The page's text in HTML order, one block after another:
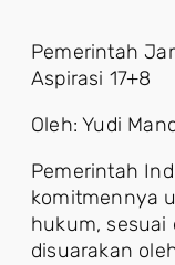
Pemerintah
Aspirasi 17+8
Oleh: Yudi
Pemerintah
komitmennya
hukum, sesuai
disuarakan